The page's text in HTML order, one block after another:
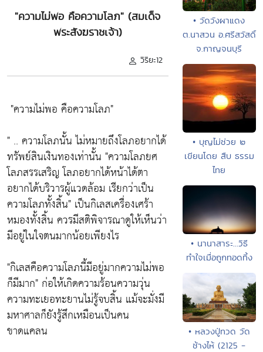
"ความไม่พอ คือความโลภ" (สมเด็จ
พระสังฆราชเจ้า)
วิริยะ12
"ความไม่พอ คือความโลภ"
" .. ความโลภนั้น ไม่หมายถึงโลภอยากได้
ทรัพย์สินเงินทองเท่านั้น "ความโลภยศ
โลภสรรเสริญ โลภอยากได้หน้าได้ตา
อยากได้บริวารผู้แวดล้อม เรียกว่าเป็น
ความโลภทั้งสิ้น" เป็นกิเลสเครื่องเศร้า
หมองทั้งสิ้น ควรมีสติพิจารณาดูให้เห็นว่า
มีอยู่ในใจตนมากน้อยเพียงไร
"กิเลสคือความโลภนี้มีอยู่มากความไม่พอ
ก็มีมาก" ก่อให้เกิดความร้อนความวุ่น
ความทะเยอทะยานไม่รู้จบสิ้น แม้จะมั่งมี
มหาศาลก็ยังรู้สึกเหมือนเป็นคน
ขาดแคลน
• วัดวังผาแดง
ต.นาสวน อ.ศรีสวัสดิ์
จ.กาญจนบุรี
• บุญไม่ช่วย ๒
เขียนโดย สืบ ธรรม
ไทย
• นานาสาระ...วิธี
ทำใจเมื่อถูกทอดทิ้ง
• หลวงปู่ทวด วัด
ช้างไห้ (2125 -